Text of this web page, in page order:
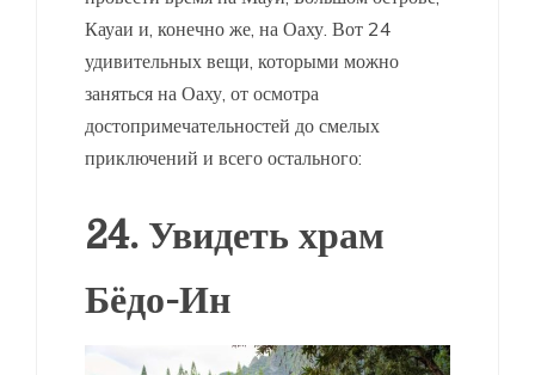
Кауаи и, конечно же, на Оаху. Вот 24
удивительных вещи, которыми можно
заняться на Оаху, от осмотра
достопримечательностей до смелых
приключений и всего остального:
24. Увидеть храм
Бёдо-Ин